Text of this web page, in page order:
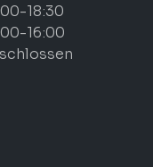
18:30
16:00